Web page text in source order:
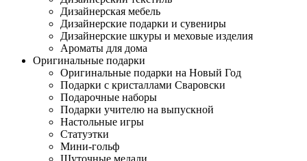
Дизайнерская мебель
Дизайнерские подарки и сувениры
Дизайнерские шкуры и меховые изделия
Ароматы для дома
Оригинальные подарки
Оригинальные подарки на Новый Год
Подарки с кристаллами Сваровски
Подарочные наборы
Подарки учителю на выпускной
Настольные игры
Статуэтки
Мини-гольф
Шуточные медали